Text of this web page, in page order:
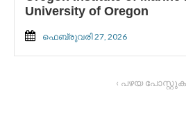
University of Oregon
ഫെബ്രുവരി 27, 2026
‹ പഴയ